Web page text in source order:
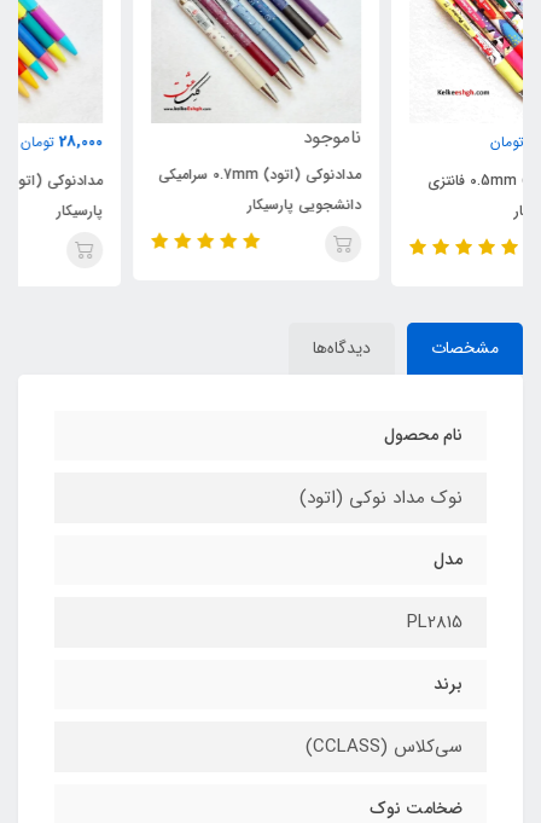
ناموجود
مدادنوکی (اتود) 0.7mm سرامیکی
مدادنوکی (اتود) 0.7mm ایمر
مشخصات دیدگاه‌ها
نام محصول
نوک مداد نوکی (اتود)
مدل
PL2815
برند
سی‌کلاس (CCLASS)
ضخامت نوک